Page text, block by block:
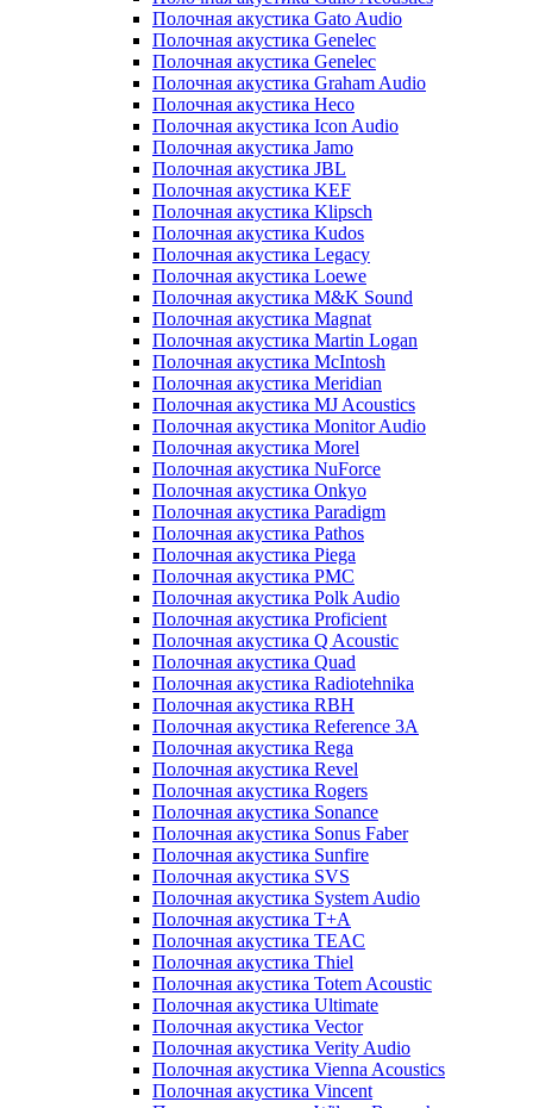
Полочная акустика Gato Audio
Полочная акустика Genelec
Полочная акустика Genelec
Полочная акустика Graham Audio
Полочная акустика Heco
Полочная акустика Icon Audio
Полочная акустика Jamo
Полочная акустика JBL
Полочная акустика KEF
Полочная акустика Klipsch
Полочная акустика Kudos
Полочная акустика Legacy
Полочная акустика Loewe
Полочная акустика M&K Sound
Полочная акустика Magnat
Полочная акустика Martin Logan
Полочная акустика McIntosh
Полочная акустика Meridian
Полочная акустика MJ Acoustics
Полочная акустика Monitor Audio
Полочная акустика Morel
Полочная акустика NuForce
Полочная акустика Onkyo
Полочная акустика Paradigm
Полочная акустика Pathos
Полочная акустика Piega
Полочная акустика PMC
Полочная акустика Polk Audio
Полочная акустика Proficient
Полочная акустика Q Acoustic
Полочная акустика Quad
Полочная акустика Radiotehnika
Полочная акустика RBH
Полочная акустика Reference 3A
Полочная акустика Rega
Полочная акустика Revel
Полочная акустика Rogers
Полочная акустика Sonance
Полочная акустика Sonus Faber
Полочная акустика Sunfire
Полочная акустика SVS
Полочная акустика System Audio
Полочная акустика T+A
Полочная акустика TEAC
Полочная акустика Thiel
Полочная акустика Totem Acoustic
Полочная акустика Ultimate
Полочная акустика Vector
Полочная акустика Verity Audio
Полочная акустика Vienna Acoustics
Полочная акустика Vincent